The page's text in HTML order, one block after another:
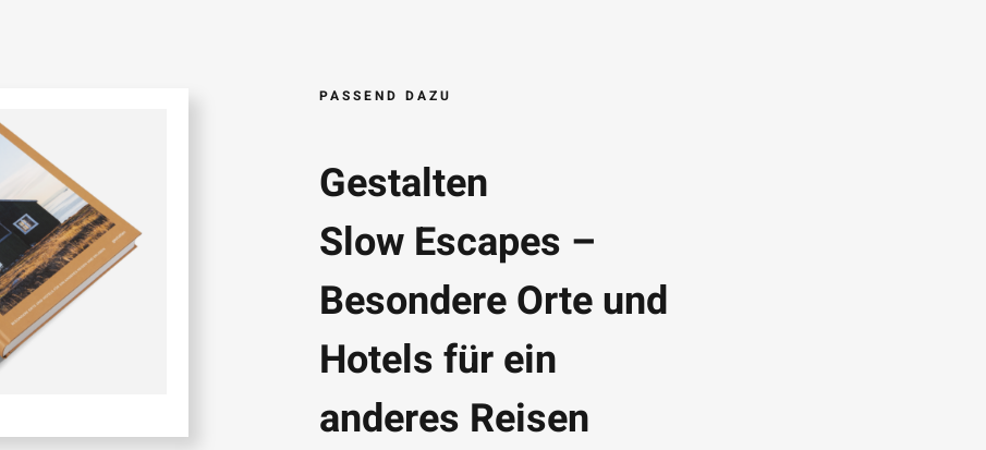
PASSEND DAZU
Gestalten
Slow Escapes –
Besondere Orte und
Hotels für ein
anderes Reisen